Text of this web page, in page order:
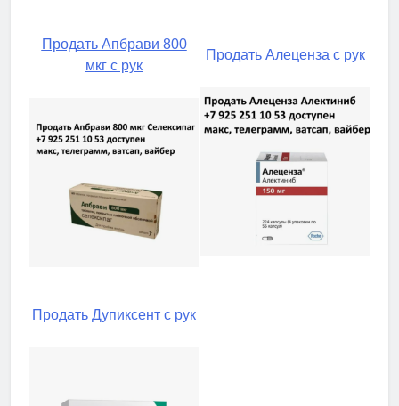
Продать Апбрави 800
мкг с рук
Продать Алеценза с рук
Продать Дупиксент с рук